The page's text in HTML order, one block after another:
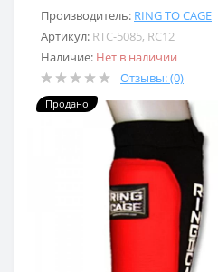
Производитель: RING TO CAGE
Артикул: RTC-5085, RC12
Наличие: Нет в наличии
Отзывы: (0)
Продано